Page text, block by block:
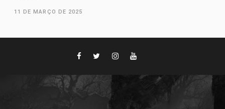
11 DE MARÇO DE 2025